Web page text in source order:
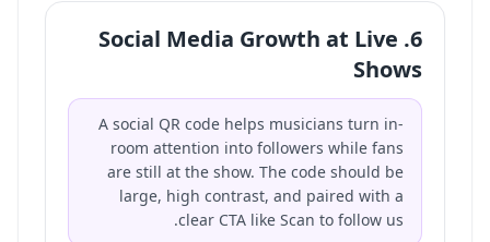
6. Social Media Growth at Live
Shows
A social QR code helps musicians turn in-
room attention into followers while fans
are still at the show. The code should be
large, high contrast, and paired with a
clear CTA like Scan to follow us.